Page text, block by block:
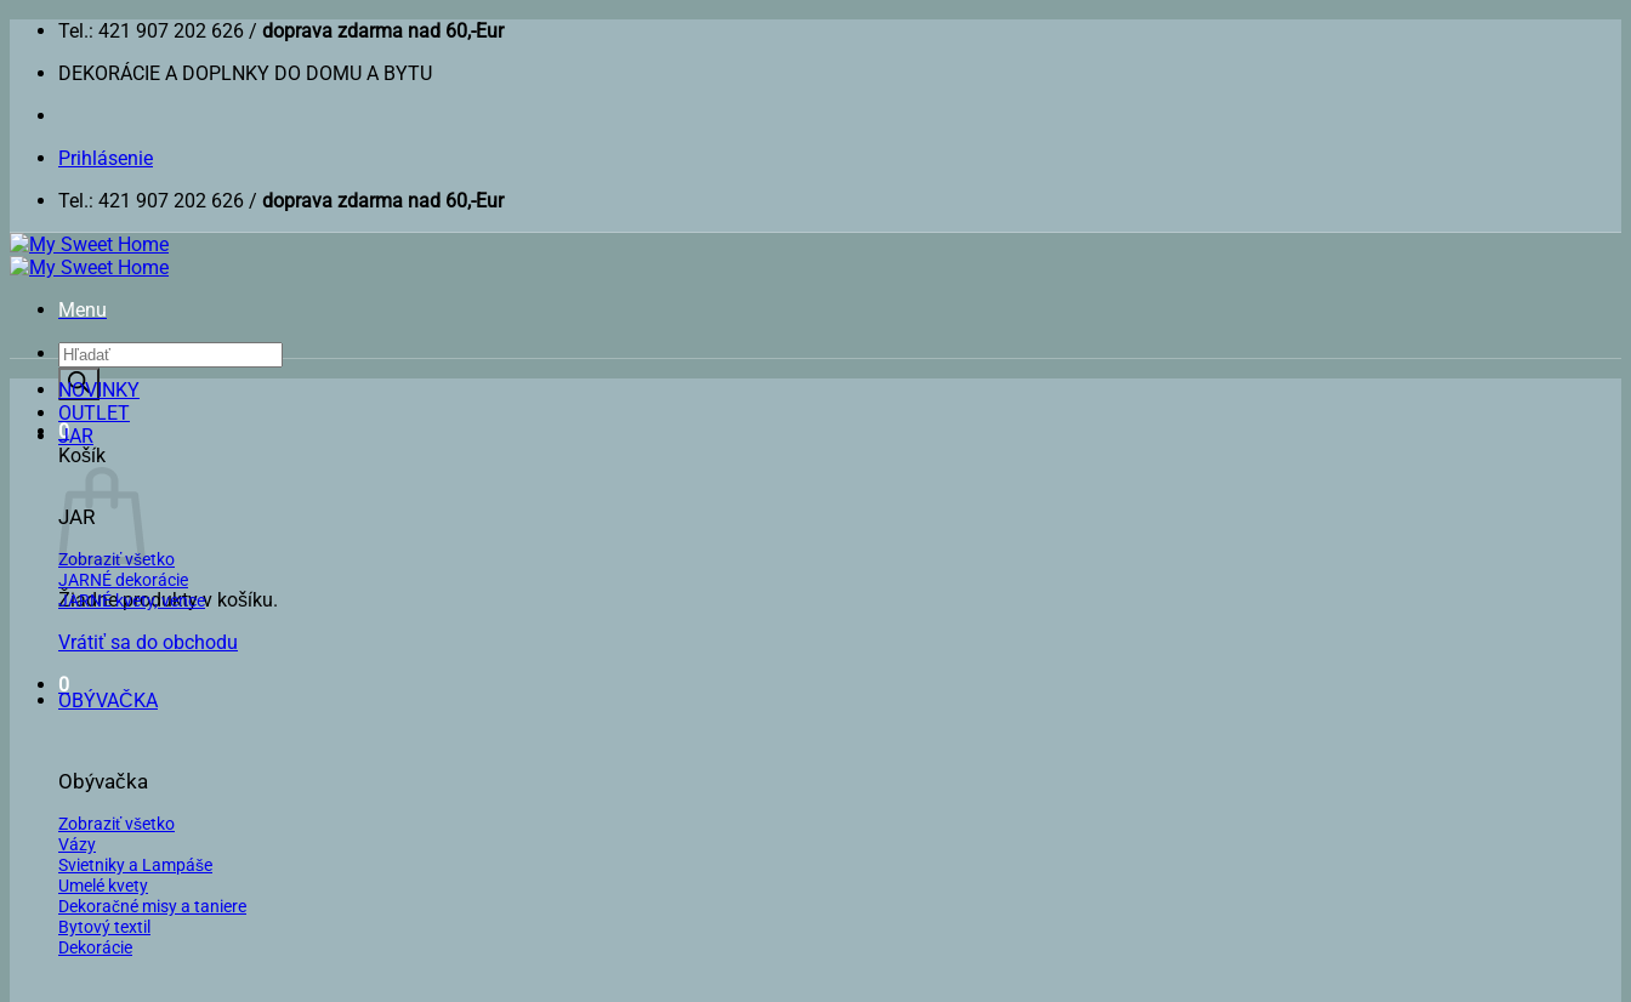
Skip
content
Tel.: 421 907 202 626 / doprava zdarma nad 60,-Eur
DEKORÁCIE A DOPLNKY DO DOMU A BYTU
Prihlásenie
Tel.: 421 907 202 626 / doprava zdarma nad 60,-Eur
Menu
Products
search
0
Košík
Žiadne produkty v košíku.
Vrátiť sa do obchodu
0
NOVINKY
OUTLET
JAR
JAR
Zobraziť všetko
JARNÉ dekorácie
JARNÉ kvety, vence
OBÝVAČKA
Obývačka
Zobraziť všetko
Vázy
Svietniky a Lampáše
Umelé kvety
Dekoračné misy a taniere
Bytový textil
Dekorácie